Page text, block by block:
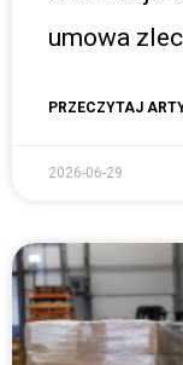
umowa
PRZECZYTAJ
2026-06-29